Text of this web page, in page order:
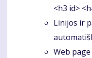
<h3 id>
Linijos ir
Web